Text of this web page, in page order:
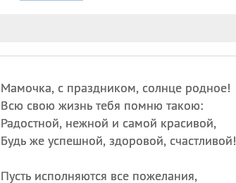
Мамочка, с праздником, солнце родное!
Всю свою жизнь тебя помню такою:
Радостной, нежной и самой красивой,
Будь же успешной, здоровой, счастливой!
Пусть исполняются все пожелания,